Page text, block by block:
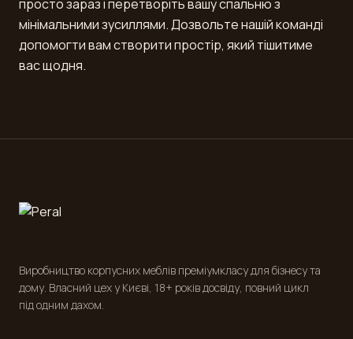
просто зараз і перетворіть вашу спальню з
мінімальними зусиллями. Дозвольте нашій команді
допомогти вам створити простір, який тішитиме
вас щодня.
Виробництво корпусних меблів преміумкласу для бізнесу та
дому. Власний цех у Києві, 18+ років досвіду, повний цикл
під одним дахом.